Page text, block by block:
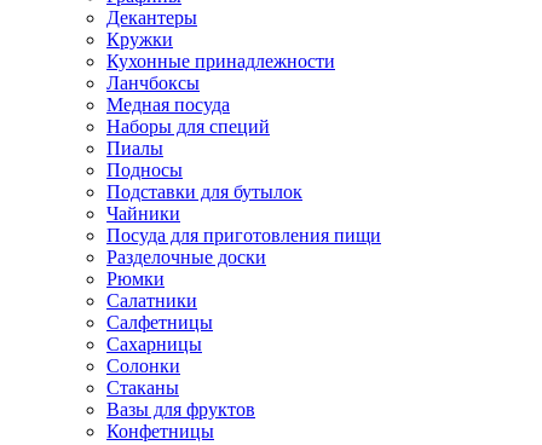
Декантеры
Кружки
Кухонные принадлежности
Ланчбоксы
Медная посуда
Наборы для специй
Пиалы
Подносы
Подставки для бутылок
Чайники
Посуда для приготовления пищи
Разделочные доски
Рюмки
Салатники
Салфетницы
Сахарницы
Солонки
Стаканы
Вазы для фруктов
Конфетницы